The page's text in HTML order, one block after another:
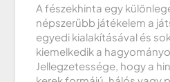
A fészekhinta egy
népszerűbb játékelem a
egyedi kialakításával és
kiemelkedik a
Jellegzetessége, hogy a